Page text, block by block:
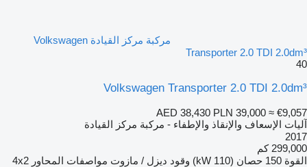
مركبة مركز القيادة Volkswagen
Transporter 2.0 TDI 2.0dm³
40
Volkswagen Transporter 2.0 TDI 2.0dm³
AED 38,430 PLN 39,000 ≈ €9,057
آليات الإسعاف والإنقاذ والإطفاء - مركبة مركز القيادة
2017
299,000 كم
القوة 150 حصان (110 kW) وقود ديزل / مازوت مواصفات المحاور 4x2